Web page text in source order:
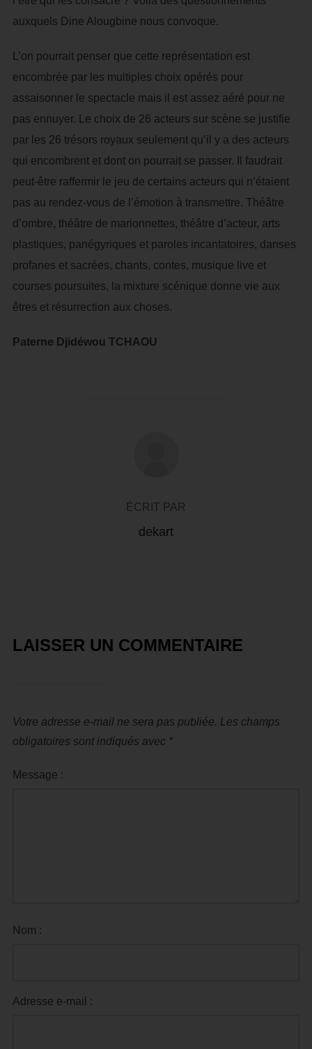
auxquels Dine Alougbine nous convoque.
L’on pourrait penser que cette représentation est
encombrée par les multiples choix opérés pour
assaisonner le spectacle mais il est assez aéré pour ne
pas ennuyer. Le choix de 26 acteurs sur scène se justifie
par les 26 trésors royaux seulement qu’il y a des acteurs
qui encombrent et dont on pourrait se passer. Il faudrait
peut-être raffermir le jeu de certains acteurs qui n’étaient
pas au rendez-vous de l’émotion à transmettre. Théâtre
d’ombre, théâtre de marionnettes, théâtre d’acteur, arts
plastiques, panégyriques et paroles incantatoires, danses
profanes et sacrées, chants, contes, musique live et
courses poursuites, la mixture scénique donne vie aux
êtres et résurrection aux choses.
Paterne Djidéwou TCHAOU
ÉCRIT PAR
dekart
LAISSER UN COMMENTAIRE
Votre adresse e-mail ne sera pas publiée. Les champs
obligatoires sont indiqués avec *
Message :
Nom :
Adresse e-mail :